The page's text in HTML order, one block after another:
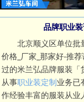
北京顺义区单位批
价格_厂家_那家好-推
过的米兰弘品牌服装「
从事职业装定制业务已
作经验丰富的服装从业
Mute Loaded
0%
Progress:
0%
品牌职业